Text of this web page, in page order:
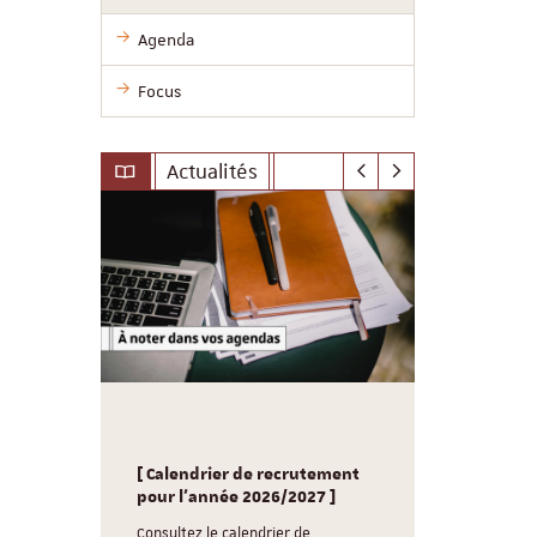
Agenda
Focus
Actualités
[ Calendrier de recrutement
pour l'année 2026/2027 ]
Consultez le calendrier de